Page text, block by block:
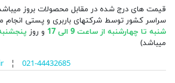
قیمت های درج شده در مقابل محصولات بروز
سراسر کشور توسط شرکتهای باربری و پستی انجام
شنبه تا چهارشنبه از ساعت 9 الی 17
و روز پنجشنبه از
میباشد)
¦ 021-44432685